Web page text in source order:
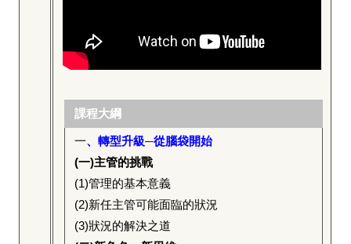
課程大綱
一、轉型升級─從腦袋開始
(一)主管的挑戰
(1)管理的基本意義
(2)新任主管可能面臨的狀況
(3)狀況的解決之道